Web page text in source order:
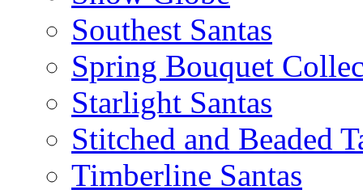
Southest Santas
Spring Bouquet
Starlight Santas
Stitched and Beaded
Timberline Santas